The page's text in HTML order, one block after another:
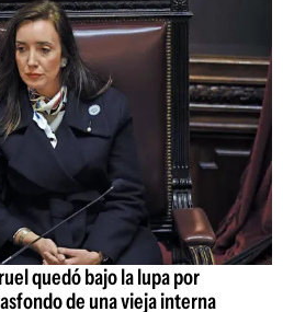
quedó bajo la lupa por
de una vieja interna